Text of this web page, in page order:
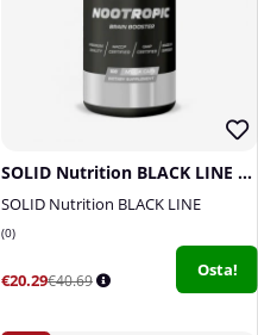
SOLID Nutrition BLACK LINE Nootropic, 100 mega caps
SOLID Nutrition BLACK LINE
0
€20.29€40.69
Osta!